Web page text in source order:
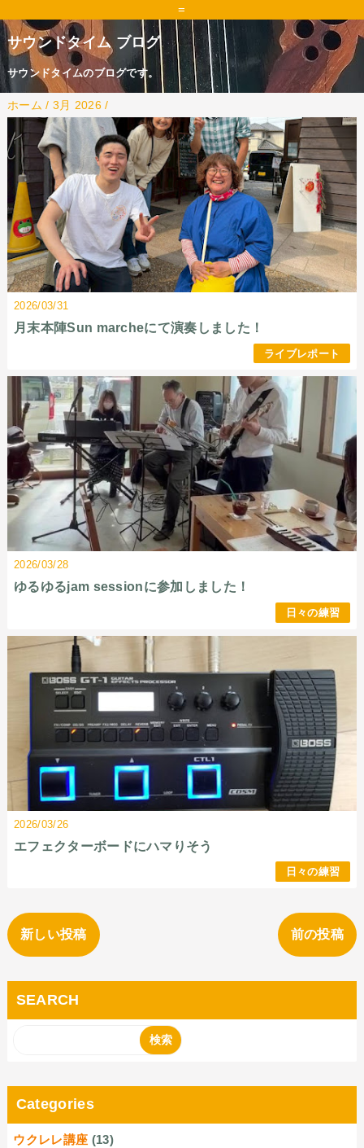
=
サウンドタイム ブログ
サウンドタイムのブログです。
ホーム / 3月 2026 /
2026/03/31
月末本陣Sun marcheにて演奏しました！
ライブレポート
2026/03/28
ゆるゆるjam sessionに参加しました！
日々の練習
2026/03/26
エフェクターボードにハマりそう
日々の練習
新しい投稿 前の投稿
SEARCH
Categories
ウクレレ講座 (13)